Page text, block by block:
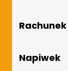
Rachunek
Napiwek